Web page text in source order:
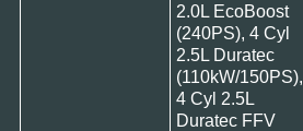
2.0L EcoBoost
(240PS), 4 Cyl
2.5L Duratec
(110kW/150PS),
4 Cyl 2.5L
Duratec FFV